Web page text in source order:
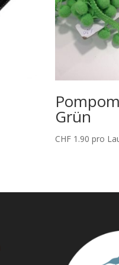
Grün
CHF1.90 pro